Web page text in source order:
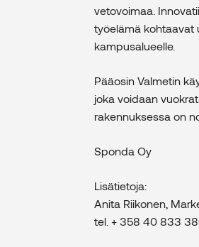
vetovoimaa.
työelämä kohtaavat
kampusalueelle.
Pääosin Valmetin
joka voidaan
rakennuksessa on
Sponda Oy
Lisätietoja:
Anita Riikonen,
tel. + 358 40 833